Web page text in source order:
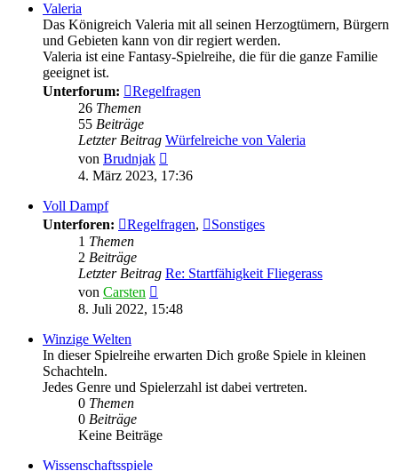
Valeria
Das Königreich Valeria mit all seinen Herzogtümern, Bürgern
und Gebieten kann von dir regiert werden.
Valeria ist eine Fantasy-Spielreihe, die für die ganze Familie
geeignet ist.
Unterforum:
Regelfragen
26 Themen
55 Beiträge
Letzter Beitrag Würfelreiche von Valeria
von Brudnjak
Beitrag
4. März 2023, 17:36
Voll Dampf
Unterforen:
Regelfragen,
Sonstiges
1 Themen
2 Beiträge
Letzter Beitrag Re: Startfähigkeit Fliegerass
von Carsten
Beitrag
8. Juli 2022, 15:48
Winzige Welten
In dieser Spielreihe erwarten Dich große Spiele in kleinen
Schachteln.
Jedes Genre und Spielerzahl ist dabei vertreten.
0 Themen
0 Beiträge
Keine Beiträge
Wissenschaftsspiele